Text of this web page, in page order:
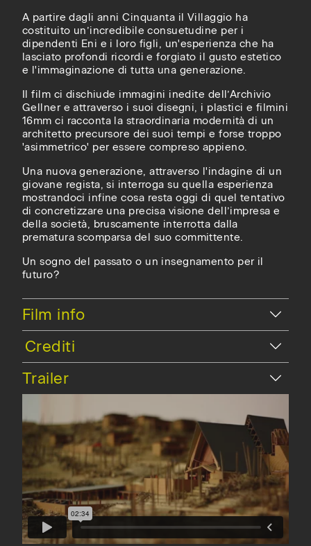
A partire dagli anni Cinquanta il Villaggio ha
costituito un’incredibile consuetudine per i
dipendenti Eni e i loro figli, un'esperienza che ha
lasciato profondi ricordi e forgiato il gusto estetico
e l'immaginazione di tutta una generazione.
Il film ci dischiude immagini inedite dell’Archivio
Gellner e attraverso i suoi disegni, i plastici e filmini
16mm ci racconta la straordinaria modernità di un
architetto precursore dei suoi tempi e forse troppo
'asimmetrico' per essere compreso appieno.
Una nuova generazione, attraverso l'indagine di un
giovane regista, si interroga su quella esperienza
mostrandoci infine cosa resta oggi di quel tentativo
di concretizzare una precisa visione dell’impresa e
della società, bruscamente interrotta dalla
prematura scomparsa del suo committente.
Un sogno del passato o un insegnamento per il
futuro?
Nascondi
Film info
Nascondi
Trailer